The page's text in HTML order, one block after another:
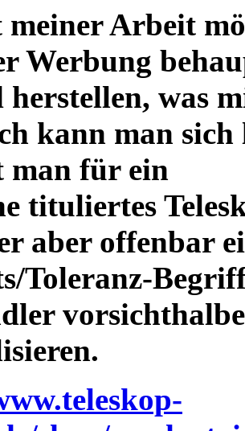
Arbeit
Werbung
herstellen, was
kann man sich
man für ein
tituliertes
aber offenbar
Toleranz-